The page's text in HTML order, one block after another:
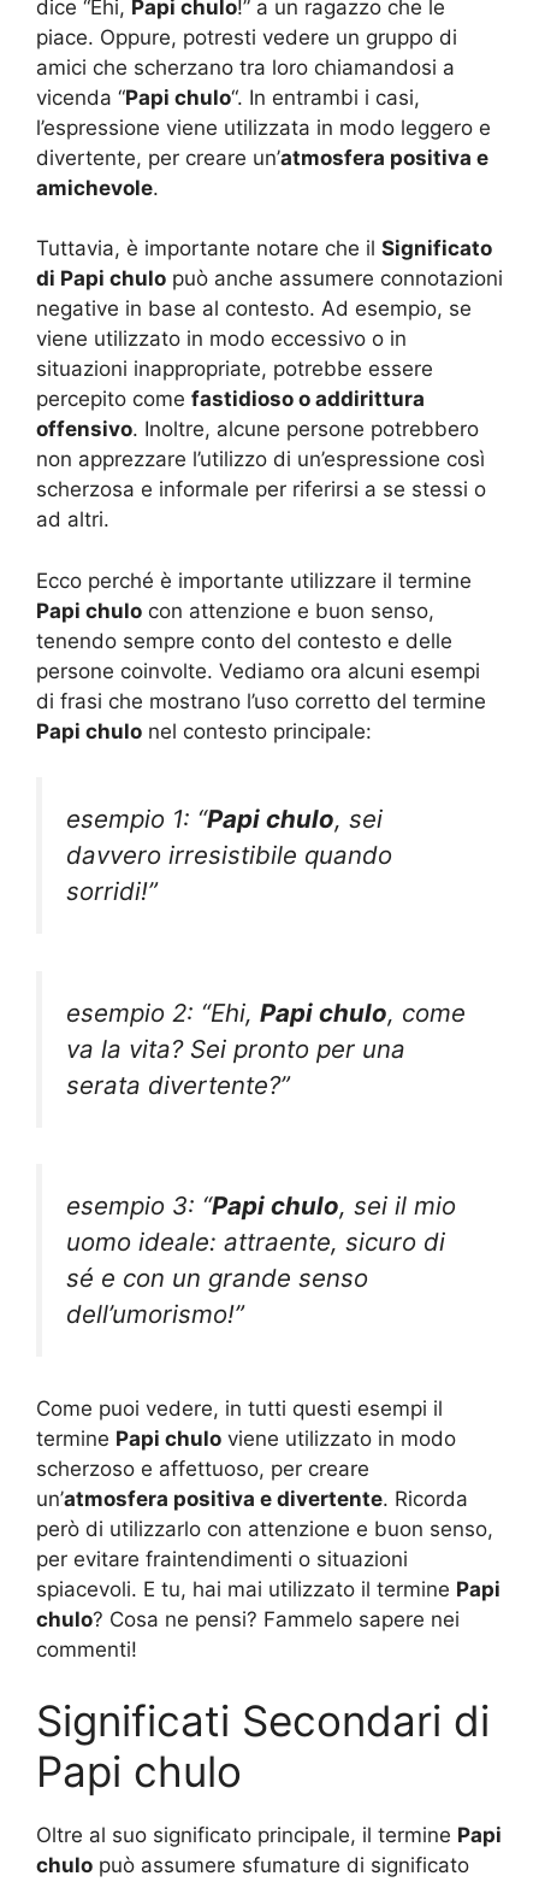
dice “Ehi, Papi chulo!” a un ragazzo che le
piace. Oppure, potresti vedere un gruppo di
amici che scherzano tra loro chiamandosi a
vicenda “Papi chulo“. In entrambi i casi,
l’espressione viene utilizzata in modo leggero e
divertente, per creare un’atmosfera positiva e
amichevole.
Tuttavia, è importante notare che il Significato
di Papi chulo può anche assumere connotazioni
negative in base al contesto. Ad esempio, se
viene utilizzato in modo eccessivo o in
situazioni inappropriate, potrebbe essere
percepito come fastidioso o addirittura
offensivo. Inoltre, alcune persone potrebbero
non apprezzare l’utilizzo di un’espressione così
scherzosa e informale per riferirsi a se stessi o
ad altri.
Ecco perché è importante utilizzare il termine
Papi chulo con attenzione e buon senso,
tenendo sempre conto del contesto e delle
persone coinvolte. Vediamo ora alcuni esempi
di frasi che mostrano l’uso corretto del termine
Papi chulo nel contesto principale:
esempio 1: “Papi chulo, sei
davvero irresistibile quando
sorridi!”
esempio 2: “Ehi, Papi chulo, come
va la vita? Sei pronto per una
serata divertente?”
esempio 3: “Papi chulo, sei il mio
uomo ideale: attraente, sicuro di
sé e con un grande senso
dell’umorismo!”
Come puoi vedere, in tutti questi esempi il
termine Papi chulo viene utilizzato in modo
scherzoso e affettuoso, per creare
un’atmosfera positiva e divertente. Ricorda
però di utilizzarlo con attenzione e buon senso,
per evitare fraintendimenti o situazioni
spiacevoli. E tu, hai mai utilizzato il termine Papi
chulo? Cosa ne pensi? Fammelo sapere nei
commenti!
Significati Secondari di
Papi chulo
Oltre al suo significato principale, il termine Papi
chulo può assumere sfumature di significato